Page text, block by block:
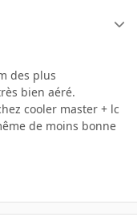
des plus
bien aéré.
cooler master + lc
de moins bonne